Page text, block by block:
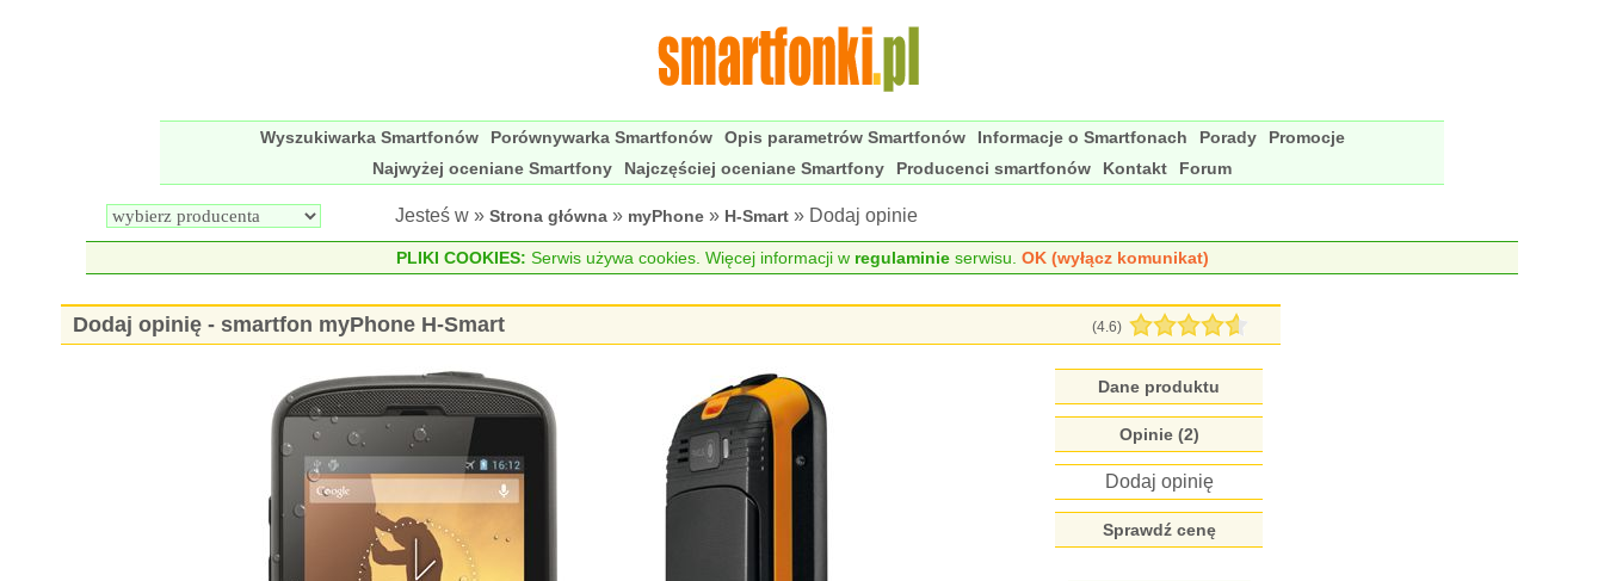
Wyszukiwarka Smartfonów Porównywarka Smartfonów Opis parametrów Smartfonów Informacje o Smartfonach Porady
Promocje
Najwyżej oceniane Smartfony
Najczęściej oceniane Smartfony Producenci smartfonów Kontakt Forum
Jesteś w » Strona główna » myPhone » H-Smart » Dodaj opinie
PLIKI COOKIES: Serwis używa cookies. Więcej informacji w regulaminieserwisu. OK (wyłącz komunikat)
Dodaj opinię - smartfon myPhone H-Smart (4.6)
Dane produktu
Opinie (2)
Dodaj opinię
Sprawdź cenę